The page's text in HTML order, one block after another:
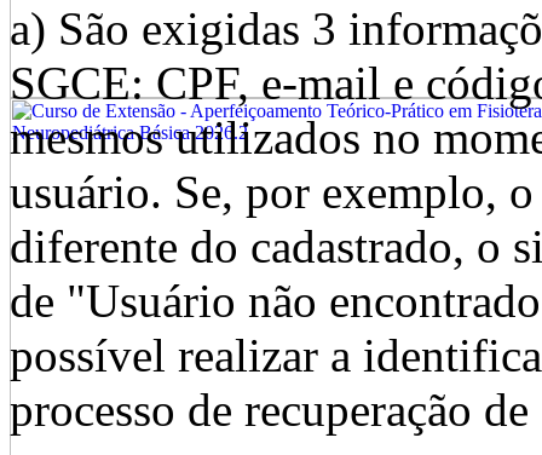
a) São exigidas 3
SGCE: CPF, e-mail e
mesmos utilizados no
usuário. Se, por exemplo,
diferente do cadastrado, o
de "Usuário não
possível realizar a
processo de recuperação de